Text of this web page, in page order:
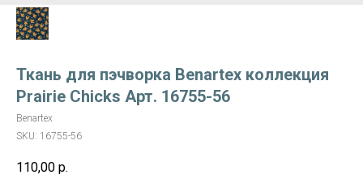
Ткань для пэчворка Benartex коллекция
Prairie Chicks Арт. 16755-56
Benartex
SKU: 16755-56
110,00 р.